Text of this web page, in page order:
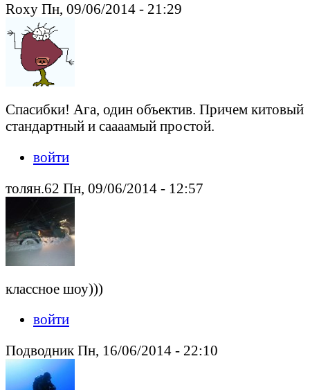
Roxy Пн, 09/06/2014 - 21:29
Спасибки! Ага, один объектив. Причем китовый
стандартный и саааамый простой.
войти
толян.62 Пн, 09/06/2014 - 12:57
классное шоу)))
войти
Подводник Пн, 16/06/2014 - 22:10